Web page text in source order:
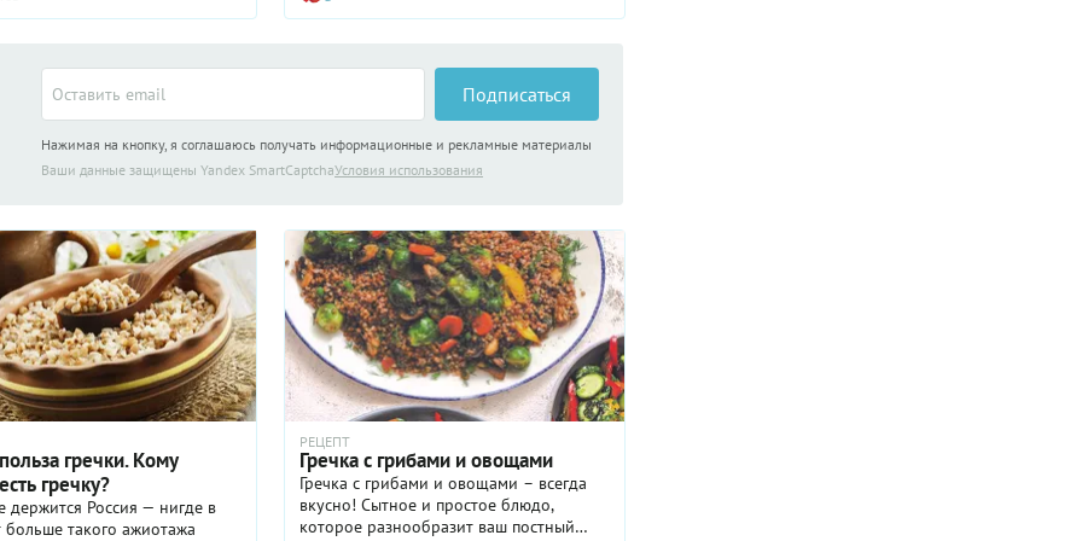
растения – в Гималаях –
Прелесть нашего блюда в том, что оно
замечательный аромат, курица —
сытность, а сметанный соус —
необходимую сочность. Практически
само совершенство! Гречка с курицей и
включите ее в список семейных блюд,
предназначенных для ужина в будни.
Подписаться
Нажимая на кнопку, я соглашаюсь получать информационные и рекламные материалы
Ваши данные защищены Yandex SmartCaptchaУсловия использования
гречки. Кому
гречку?
держится Россия — нигде в
больше такого ажиотажа
РЕЦЕПТ
Гречка с грибами и овощами
Гречка с грибами и овощами – всегда
вкусно! Сытное и простое блюдо,
которое разнообразит ваш постный